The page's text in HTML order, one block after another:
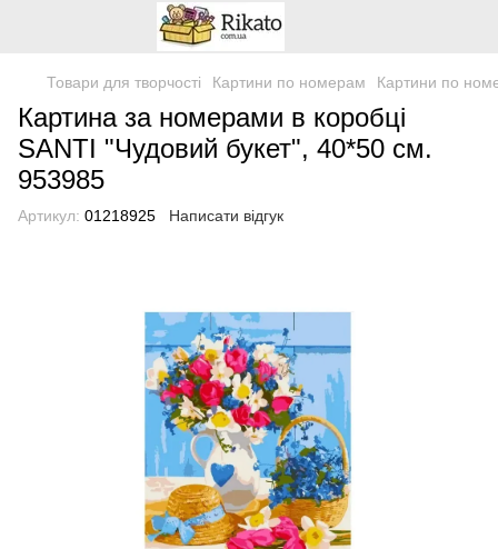
Товари для творчості Картини по номерам Картини по
Картина за номерами в коробці
SANTI "Чудовий букет", 40*50 см.
953985
Артикул: 01218925 Написати відгук